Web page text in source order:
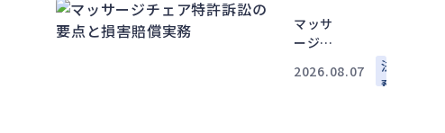
対応を
整理
マッサ
ージチ
許訴訟
2026.08.07
法
務